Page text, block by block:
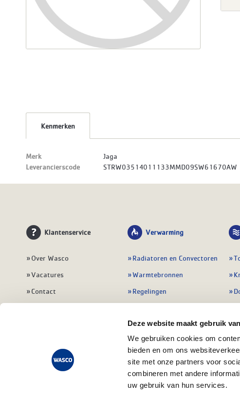
Deze website maakt gebruik
We gebruiken cookies om
bieden en om ons
site met onze partners voor
combineren met andere
uw gebruik van hun services.
Kenmerken
Merk
Jaga
Leverancierscode
STRW03514011133MMD09SW61670AW
Klantenservice
Over Wasco
Vacatures
Contact
Veelgestelde vragen
Verwarming
Radiatoren en Convectoren
Warmtebronnen
Regelingen
Leidingwerk
Warmwatertoestellen
Alle verwarming